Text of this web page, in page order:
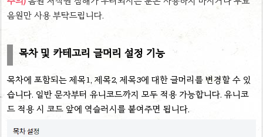
음원만 사용 부탁드립니다.
목차 및 카테고리 글머리 설정 기능
목차에 포함되는 제목1, 제목2, 제목3에 대한 글머리를 변경할 수 있
습니다. 일반 문자부터 유니코드까지 모두 적용 가능합니다. 유니코
드 적용 시 코드 앞에 역슬러시를 붙여주면 됩니다.